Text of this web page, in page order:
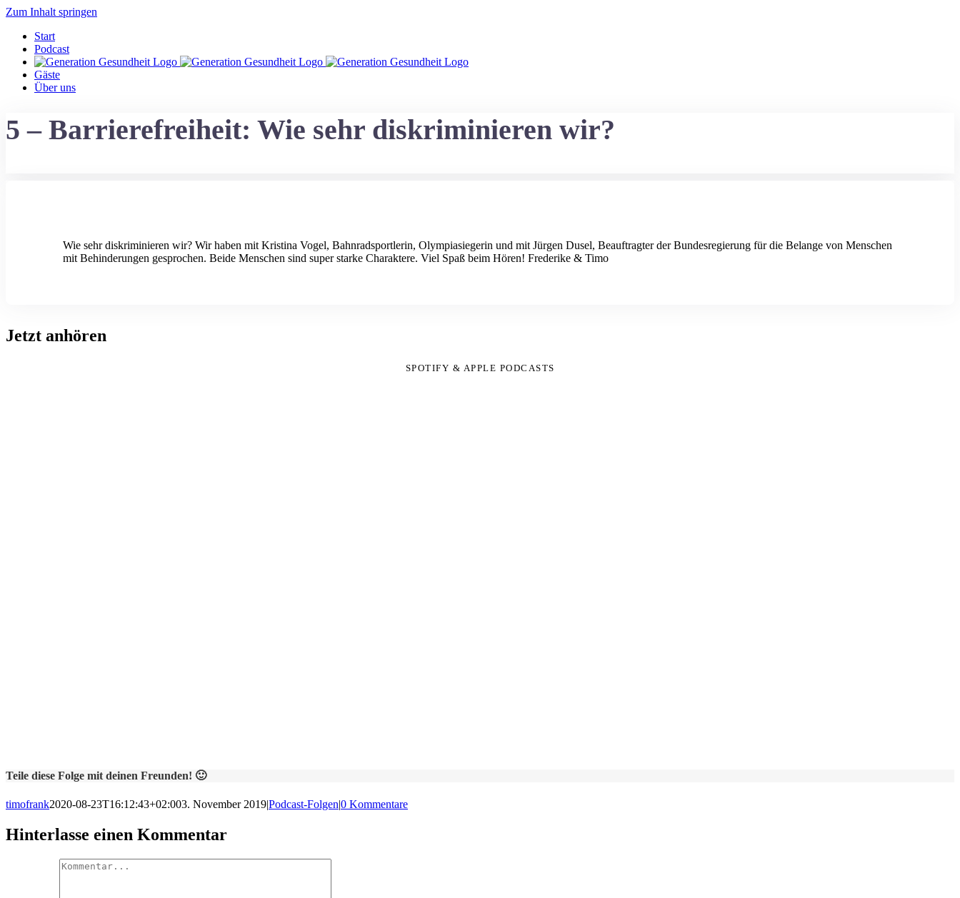
Zum Inhalt springen
Start
Podcast
Gäste
Über uns
5 – Barrierefreiheit: Wie sehr diskriminieren wir?
Wie sehr diskriminieren wir? Wir haben mit Kristina Vogel, Bahnradsportlerin, Olympiasiegerin und mit Jürgen Dusel, Beauftragter der Bundesregierung für die Belange von Menschen
mit Behinderungen gesprochen. Beide Menschen sind super starke Charaktere. Viel Spaß beim Hören! Frederike & Timo
Jetzt anhören
SPOTIFY & APPLE PODCASTS
Teile diese Folge mit deinen Freunden! 🙂
timofrank2020-08-23T16:12:43+02:003. November 2019|Podcast-Folgen|0 Kommentare
Hinterlasse einen Kommentar